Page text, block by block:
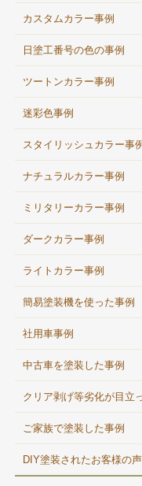
カスタムカラー事例
日塗工番号の色の事例
ツートンカラー事例
迷彩色事例
スタイリッシュカラー事例
ナチュラルカラー事例
ミリタリーカラー事例
ダークカラー事例
ライトカラー事例
簡易塗装機を使った事例
社用車事例
中古車を塗装した事例
クリア剥げ等劣化が目立
ご家族で塗装した事例
DIY塗装されたお客様の声